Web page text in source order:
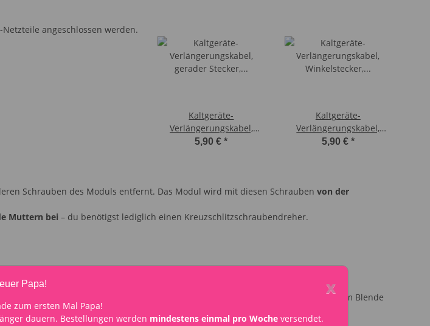
angeschlossen werden.
Kaltgeräte-
Verlängerungskabel,
gerader Stecker, 50 cm
5,90 €*
Kaltgeräte-
Verlängerungskabel,
Winkelstecker, 30 cm
5,90 € *
Schrauben des Moduls entfernt. Das Modul wird mit diesen Schrauben von der
Muttern bei – du benötigst lediglich einen Kreuzschlitzschraubendreher.
x
Papa!
zum ersten Mal Papa!
dauern. Bestellungen werden mindestens einmal pro Wocheversendet.